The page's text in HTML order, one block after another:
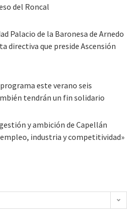
del Roncal
Palacio de la Baronesa de Arnedo
directiva que preside Ascensión
este verano seis
tendrán un fin solidario
y ambición de Capellán
industria y competitividad»